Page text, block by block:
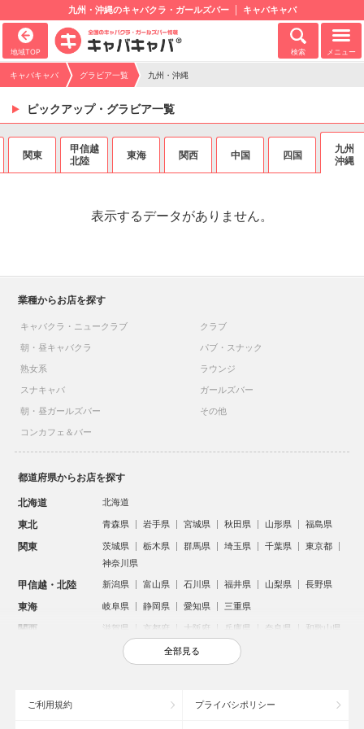
九州・沖縄のキャバクラ・ガールズバー キャバキャバ
地域TOP 検索 メニュー
キャバキャバ グラビア一覧 九州・沖縄
ピックアップ・グラビア一覧
関東
甲信越
北陸
東海 関西 中国 四国
九州
沖縄
表示するデータがありません。
業種からお店を探す
キャバクラ・ニュークラブ
クラブ
朝・昼キャバクラ
パブ・スナック
熟女系
ラウンジ
スナキャバ
ガールズバー
朝・昼ガールズバー
その他
コンカフェ＆バー
都道府県からお店を探す
北海道 北海道
東北 青森県 岩手県 宮城県 秋田県 山形県 福島県
関東 茨城県 栃木県 群馬県 埼玉県 千葉県
東京都
神奈川県
甲信越・北陸 新潟県 富山県 石川県 福井県 山梨県 長野県
東海 岐阜県 静岡県 愛知県 三重県
関西 滋賀県 京都府 大阪府 兵庫県 奈良県 和歌山県
鳥取県 島根県 岡山県 広島県
沖縄県
全部見る
ご利用規約 プライバシポリシー